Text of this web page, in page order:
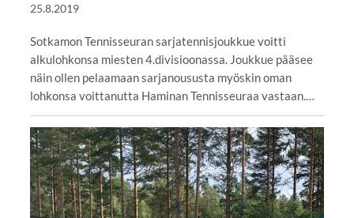
25.8.2019
Sotkamon Tennisseuran sarjatennisjoukkue voitti
alkulohkonsa miesten 4.divisioonassa. Joukkue pääsee
näin ollen pelaamaan sarjanoususta myöskin oman
lohkonsa voittanutta Haminan Tennisseuraa vastaan.…